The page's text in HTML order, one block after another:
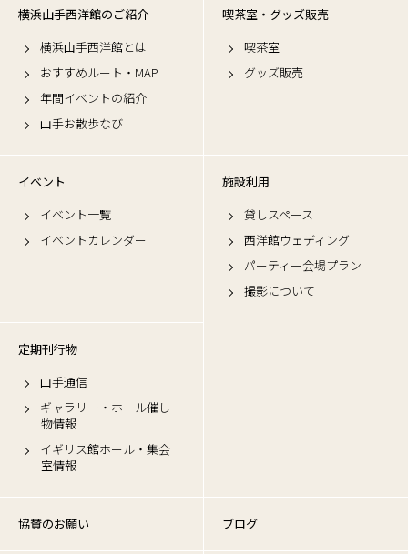
横浜山手西洋館のご紹介
横浜山手西洋館とは
おすすめルート・MAP
年間イベントの紹介
山手お散歩なび
喫茶室・グッズ販売
喫茶室
グッズ販売
イベント
イベント一覧
イベントカレンダー
施設利用
貸しスペース
西洋館ウェディング
パーティー会場プラン
撮影について
定期刊行物
山手通信
ギャラリー・ホール催し
物情報
イギリス館ホール・集会
室情報
協賛のお願い ブログ